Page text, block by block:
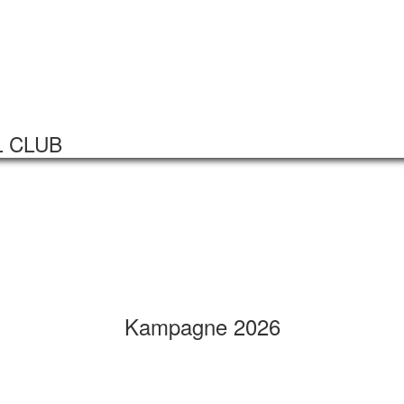
CLUB
Kampagne 2026